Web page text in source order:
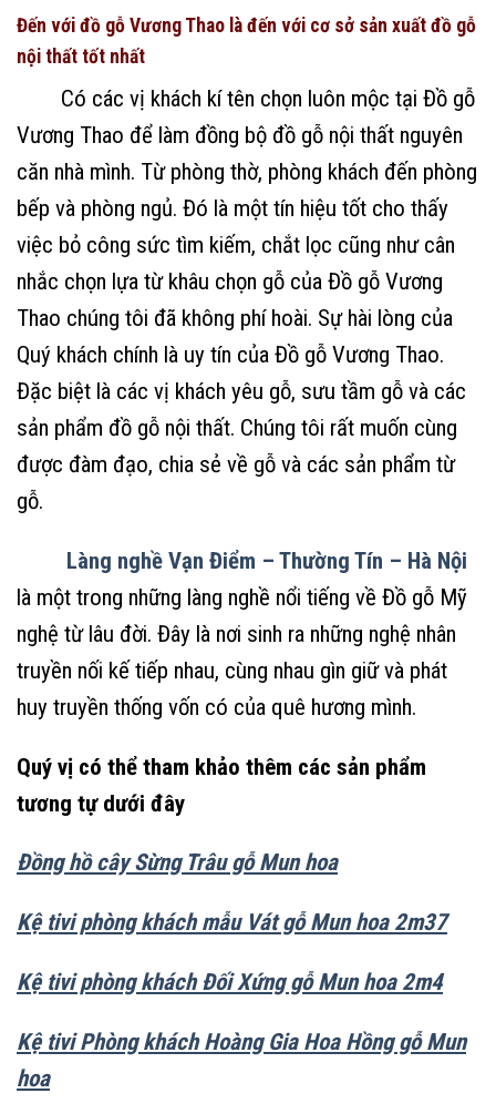
Đến với đồ gỗ Vương Thao là đến với cơ sở sản xuất đồ gỗ
nội thất tốt nhất
Có các vị khách kí tên chọn luôn mộc tại Đồ gỗ
Vương Thao để làm đồng bộ đồ gỗ nội thất nguyên
căn nhà mình. Từ phòng thờ, phòng khách đến phòng
bếp và phòng ngủ. Đó là một tín hiệu tốt cho thấy
việc bỏ công sức tìm kiếm, chắt lọc cũng như cân
nhắc chọn lựa từ khâu chọn gỗ của Đồ gỗ Vương
Thao chúng tôi đã không phí hoài. Sự hài lòng của
Quý khách chính là uy tín của Đồ gỗ Vương Thao.
Đặc biệt là các vị khách yêu gỗ, sưu tầm gỗ và các
sản phẩm đồ gỗ nội thất. Chúng tôi rất muốn cùng
được đàm đạo, chia sẻ về gỗ và các sản phẩm từ
gỗ.
Làng nghề Vạn Điểm – Thường Tín – Hà Nội
là một trong những làng nghề nổi tiếng về Đồ gỗ Mỹ
nghệ từ lâu đời. Đây là nơi sinh ra những nghệ nhân
truyền nối kế tiếp nhau, cùng nhau gìn giữ và phát
huy truyền thống vốn có của quê hương mình.
Quý vị có thể tham khảo thêm các sản phẩm
tương tự dưới đây
Đồng hồ cây Sừng Trâu gỗ Mun hoa
Kệ tivi phòng khách mẫu Vát gỗ Mun hoa 2m37
Kệ tivi phòng khách Đối Xứng gỗ Mun hoa 2m4
Kệ tivi Phòng khách Hoàng Gia Hoa Hồng gỗ Mun
hoa